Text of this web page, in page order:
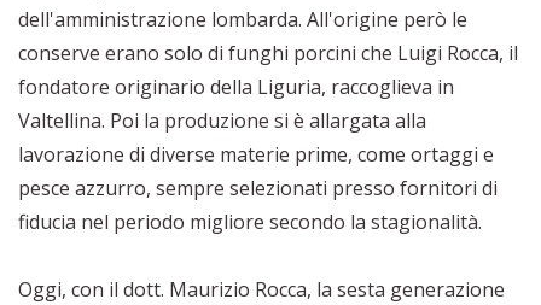
dell'amministrazione lombarda. All'origine però le
conserve erano solo di funghi porcini che Luigi Rocca, il
fondatore originario della Liguria, raccoglieva in
Valtellina. Poi la produzione si è allargata alla
lavorazione di diverse materie prime, come ortaggi e
pesce azzurro, sempre selezionati presso fornitori di
fiducia nel periodo migliore secondo la stagionalità.
Oggi, con il dott. Maurizio Rocca, la sesta generazione